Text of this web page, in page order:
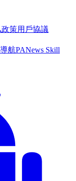
政策用戶協議
航PANews Skill